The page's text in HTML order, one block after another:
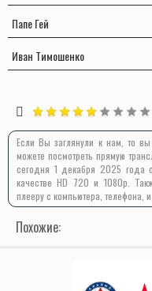
Папе Гей
Иван Тимошенко
Если Вы заглянули к нам, то
можете посмотреть прямую
сегодня 1 декабря 2025 года
качестве HD 720 и 1080p.
плееру с компьютера, телефона,
Похожие: